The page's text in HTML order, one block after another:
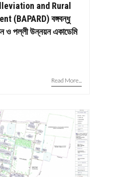
and Rural
(BAPARD) বঙ্গবন্ধু
ও পল্লী উন্নয়ন একাডেমি
Read More...